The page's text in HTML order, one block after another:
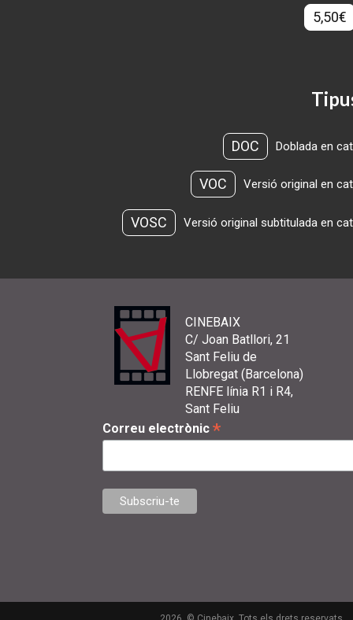
5,50€
DOC Doblada en
VOC Versió original en
VOSC Versió original subtitulada en
CINEBAIX
C/ Joan Batllori, 21
Sant Feliu de
Llobregat (Barcelona)
RENFE línia R1 i R4,
Sant Feliu
Correu electrònic *